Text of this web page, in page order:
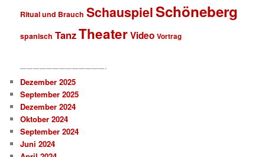
Ritual und Brauch SchauspielSchöneberg
spanisch TanzTheaterVideo Vortrag
—————————————-
Dezember 2025
September 2025
Dezember 2024
Oktober 2024
September 2024
Juni 2024